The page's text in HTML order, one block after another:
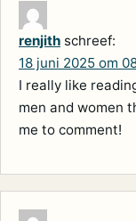
renjith schreef:
18 juni 2025 om
I really like
men and women
me to comment!